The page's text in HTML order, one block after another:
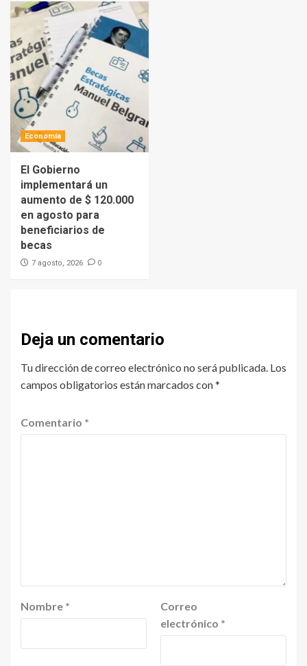
Economía
El Gobierno
implementará un
aumento de $ 120.000
en agosto para
beneficiarios de
becas
7 agosto, 2026 0
Deja un comentario
Tu dirección de correo electrónico no será publicada. Los
campos obligatorios están marcados con*
Comentario *
Nombre *
Correo
electrónico *